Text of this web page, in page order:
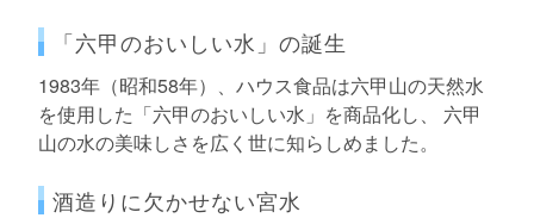
「六甲のおいしい水」の誕生
1983年（昭和58年）、ハウス食品は六甲山の天然水
を使用した「六甲のおいしい水」を商品化し、 六甲
山の水の美味しさを広く世に知らしめました。
酒造りに欠かせない宮水